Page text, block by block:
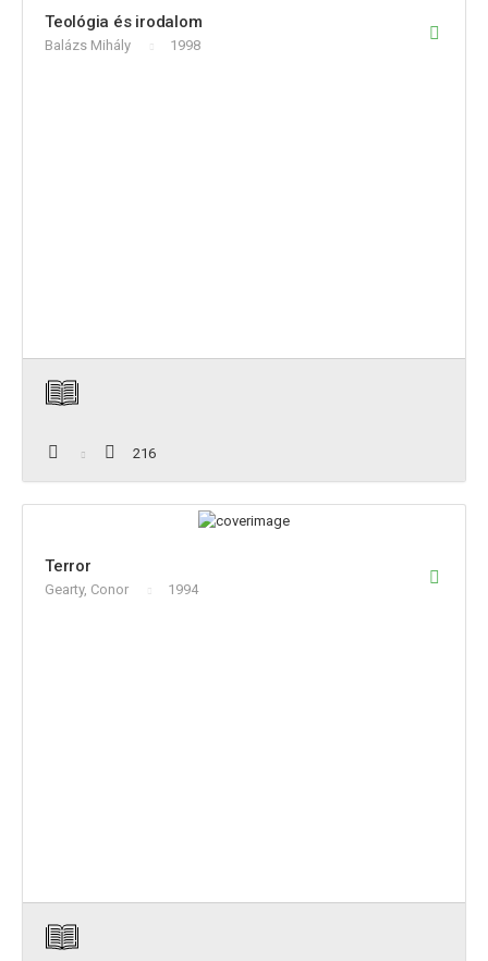
Teológia és irodalom
Balázs Mihály 1998
216
Terror
Gearty, Conor 1994